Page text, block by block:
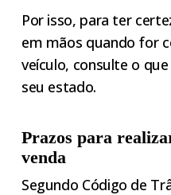
Por isso, para ter
em mãos quando for
veículo, consulte o
seu estado.
Prazos para
venda
Segundo Código de